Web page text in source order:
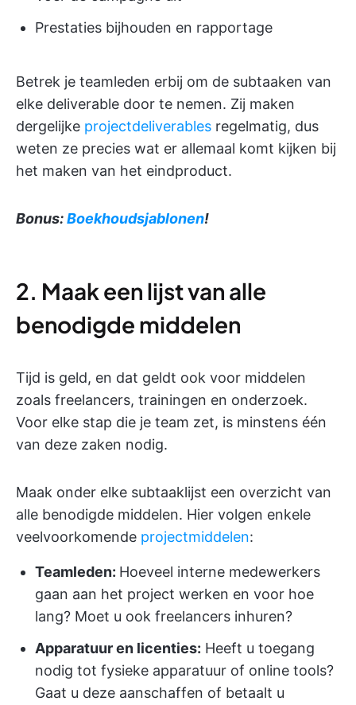
Prestaties bijhouden en rapportage
Betrek je teamleden erbij om de subtaaken van
elke deliverable door te nemen. Zij maken
dergelijke projectdeliverables regelmatig, dus
weten ze precies wat er allemaal komt kijken bij
het maken van het eindproduct.
Bonus:Boekhoudsjablonen!
2. Maak een lijst van alle
benodigde middelen
Tijd is geld, en dat geldt ook voor middelen
zoals freelancers, trainingen en onderzoek.
Voor elke stap die je team zet, is minstens één
van deze zaken nodig.
Maak onder elke subtaaklijst een overzicht van
alle benodigde middelen. Hier volgen enkele
veelvoorkomende projectmiddelen:
Teamleden: Hoeveel interne medewerkers
gaan aan het project werken en voor hoe
lang? Moet u ook freelancers inhuren?
Apparatuur en licenties: Heeft u toegang
nodig tot fysieke apparatuur of online tools?
Gaat u deze aanschaffen of betaalt u